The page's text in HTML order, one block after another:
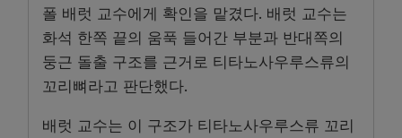
폴 배럿 교수에게 확인을 맡겼다. 배럿 교수는
화석 한쪽 끝의 움푹 들어간 부분과 반대쪽의
둥근 돌출 구조를 근거로 티타노사우루스류의
꼬리뼈라고 판단했다.
배럿 교수는 이 구조가 티타노사우루스류 꼬리